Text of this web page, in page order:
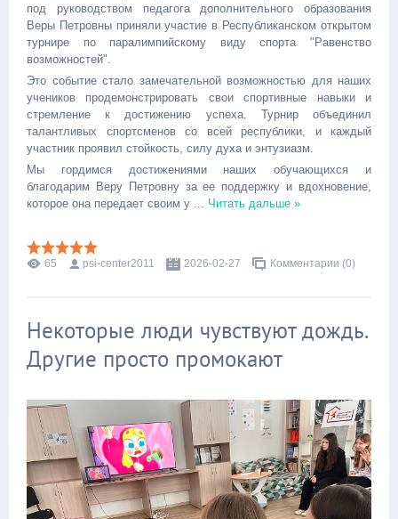
под руководством педагога дополнительного образования
Веры Петровны приняли участие в Республиканском открытом
турнире по паралимпийскому виду спорта "Равенство
возможностей".
Это событие стало замечательной возможностью для наших
учеников продемонстрировать свои спортивные навыки и
стремление к достижению успеха. Турнир объединил
талантливых спортсменов со всей республики, и каждый
участник проявил стойкость, силу духа и энтузиазм.
Мы гордимся достижениями наших обучающихся и
благодарим Веру Петровну за ее поддержку и вдохновение,
которое она передает своим у
Читать дальше »
65 psi-center2011 2026-02-27 Комментарии (0)
Некоторые люди чувствуют дождь.
Другие просто промокают